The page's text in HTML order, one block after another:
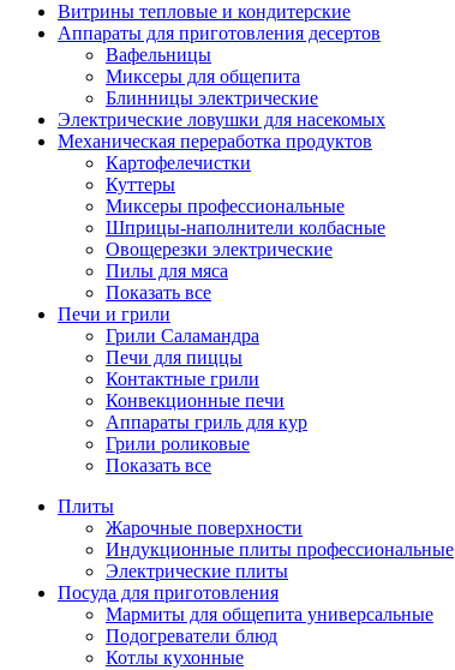
Витрины тепловые и кондитерские
Аппараты для приготовления десертов
Вафельницы
Миксеры для общепита
Блинницы электрические
Электрические ловушки для насекомых
Механическая переработка продуктов
Картофелечистки
Куттеры
Миксеры профессиональные
Шприцы-наполнители колбасные
Овощерезки электрические
Пилы для мяса
Показать все
Печи и грили
Грили Саламандра
Печи для пиццы
Контактные грили
Конвекционные печи
Аппараты гриль для кур
Грили роликовые
Показать все
Плиты
Жарочные поверхности
Индукционные плиты профессиональные
Электрические плиты
Посуда для приготовления
Мармиты для общепита универсальные
Подогреватели блюд
Котлы кухонные